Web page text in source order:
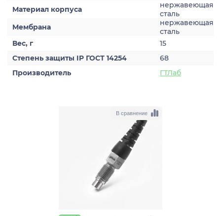
Материал корпуса
нержавеющая
сталь
Мембрана
нержавеющая
сталь
Вес, г
15
Степень защиты IP ГОСТ 14254
68
Производитель
ГТЛаб
В сравнение